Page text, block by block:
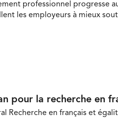
professionnel progresse
les employeurs à mieux
pour la recherche en
Recherche en français et